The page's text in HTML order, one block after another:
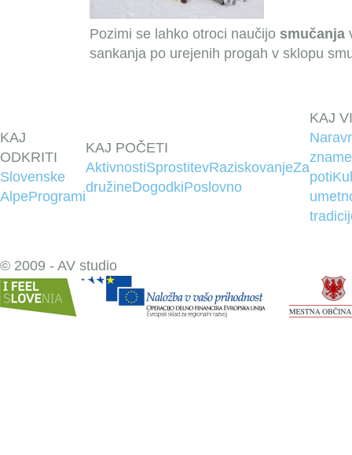
Pozimi se lahko otroci naučijo smučanja
sankanja po urejenih progah v sklopu
KAJ
ODKRITI
Slovenske
AlpeProgrami
KAJ POČETI
AktivnostiSprostitevRaziskovanjeZa
družineDogodkiPoslovno
KAJ
poti
© 2009 - AV studio